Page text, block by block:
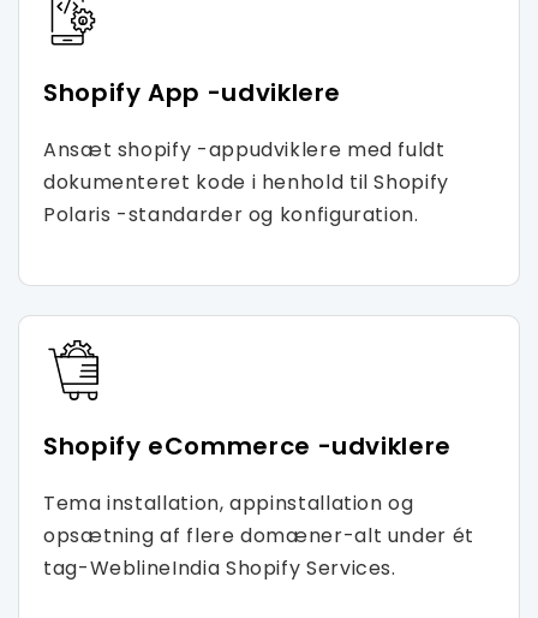
Shopify App -udviklere
Ansæt shopify -appudviklere med fuldt
dokumenteret kode i henhold til Shopify
Polaris -standarder og konfiguration.
Shopify eCommerce -udviklere
Tema installation, appinstallation og
opsætning af flere domæner-alt under ét
tag-WeblineIndia Shopify Services.